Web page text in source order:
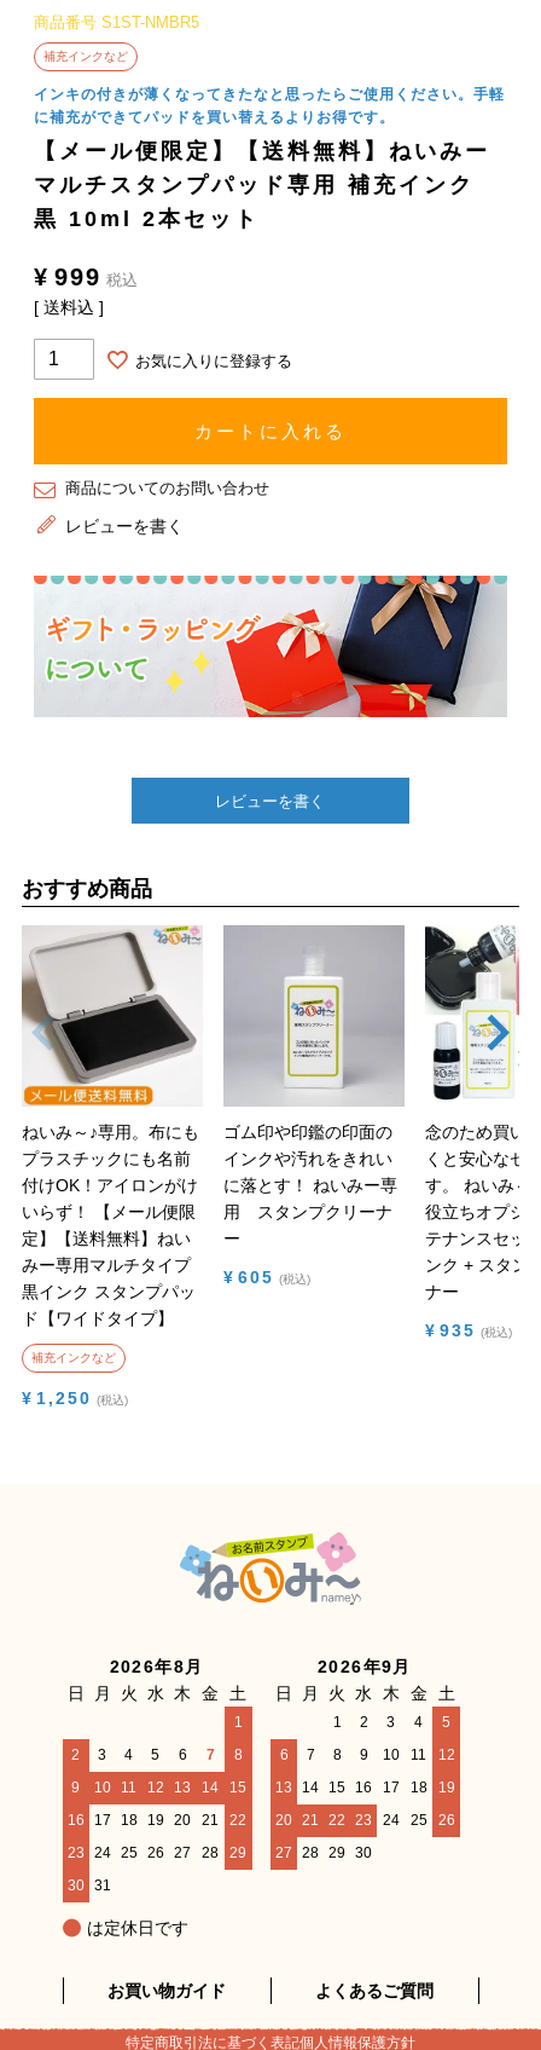
商品番号 S1ST-NMBR5
補充インクなど
インキの付きが薄くなってきたなと思ったらご使用ください。手軽
に補充ができてパッドを買い替えるよりお得です。
【メール便限定】【送料無料】ねいみー
マルチスタンプパッド専用 補充インク
黒 10ml 2本セット
¥ 999 税込
送料込
お気に入りに登録する
カートに入れる
商品についてのお問い合わせ
レビューを書く
レビューを書く
おすすめ商品
ねいみ～♪専用。布にも
プラスチックにも名前
付けOK！アイロンがけ
いらず！
【メール便限
定】【送料無料】ねい
みー専用マルチタイプ
黒インク スタンプパッ
ド【ワイドタイプ】
補充インクなど
¥ 1,250 税込
ゴム印や印鑑の印面の
インクや汚れをきれい
に落とす！
ねいみー専
用 スタンプクリーナ
ー
¥ 605 税込
念のため買い
くと安心なセ
す。
ねいみ～
役立ちオプシ
テナンスセッ
ンク + スタン
ナー
¥ 935 税込
2026年8月
日
月 火 水 木 金 土
1
2
3 4 5 6 7
8
9
10 11 12 13 14
15
16
17 18 19 20 21
22
23
24 25 26 27 28
29
30
31
2026年9月
日
月 火 水 木 金 土
1 2 3 4
5
6
7 8 9 10 11
12
13
14 15 16 17 18
19
20 21 22 23 24 25
26
27
28 29 30
は定休日です
お買い物ガイド よくあるご質問
特定商取引法に基づく表記個人情報保護方針